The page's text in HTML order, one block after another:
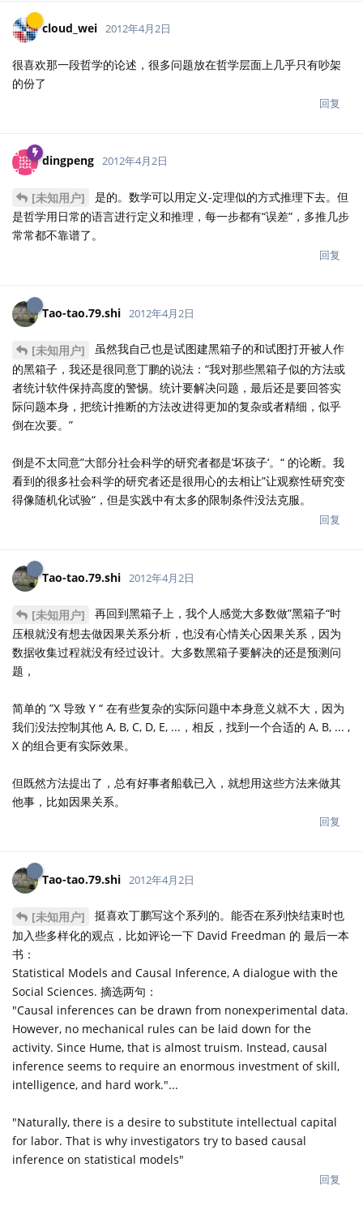
cloud_wei 2012年4月2日
很喜欢那一段哲学的论述，很多问题放在哲学层面上几乎只有吵架
的份了
回复
dingpeng 2012年4月2日
[未知用户]
是的。数学可以用定义-定理似的方式推理下去。但
是哲学用日常的语言进行定义和推理，每一步都有“误差”，多推几步
常常都不靠谱了。
回复
Tao-tao.79.shi 2012年4月2日
[未知用户]
虽然我自己也是试图建黑箱子的和试图打开被人作
的黑箱子，我还是很同意丁鹏的说法：“我对那些黑箱子似的方法或
者统计软件保持高度的警惕。统计要解决问题，最后还是要回答实
际问题本身，把统计推断的方法改进得更加的复杂或者精细，似乎
倒在次要。”
倒是不太同意”大部分社会科学的研究者都是’坏孩子‘。“ 的论断。我
看到的很多社会科学的研究者还是很用心的去相让”让观察性研究变
得像随机化试验“，但是实践中有太多的限制条件没法克服。
回复
Tao-tao.79.shi 2012年4月2日
[未知用户]
再回到黑箱子上，我个人感觉大多数做”黑箱子“时
压根就没有想去做因果关系分析，也没有心情关心因果关系，因为
数据收集过程就没有经过设计。大多数黑箱子要解决的还是预测问
题，
简单的 ”X 导致 Y “ 在有些复杂的实际问题中本身意义就不大，因为
我们没法控制其他 A, B, C, D, E, ...，相反，找到一个合适的 A, B, ... ,
X 的组合更有实际效果。
但既然方法提出了，总有好事者船载已入，就想用这些方法来做其
他事，比如因果关系。
回复
Tao-tao.79.shi 2012年4月2日
[未知用户]
挺喜欢丁鹏写这个系列的。能否在系列快结束时也
加入些多样化的观点，比如评论一下 David Freedman 的 最后一本
书：
Statistical Models and Causal Inference, A dialogue with the
Social Sciences. 摘选两句：
"Causal inferences can be drawn from nonexperimental data.
However, no mechanical rules can be laid down for the
activity. Since Hume, that is almost truism. Instead, causal
inference seems to require an enormous investment of skill,
intelligence, and hard work."...
"Naturally, there is a desire to substitute intellectual capital
for labor. That is why investigators try to based causal
inference on statistical models"
回复